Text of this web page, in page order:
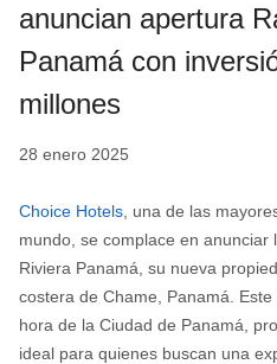
anuncian apertura
Panamá con
millones
28 enero 2025
Choice Hotels, una de las
mundo, se complace en anunciar
Riviera Panamá, su nueva
costera de Chame, Panamá.
hora de la Ciudad de Panamá,
ideal para quienes buscan una